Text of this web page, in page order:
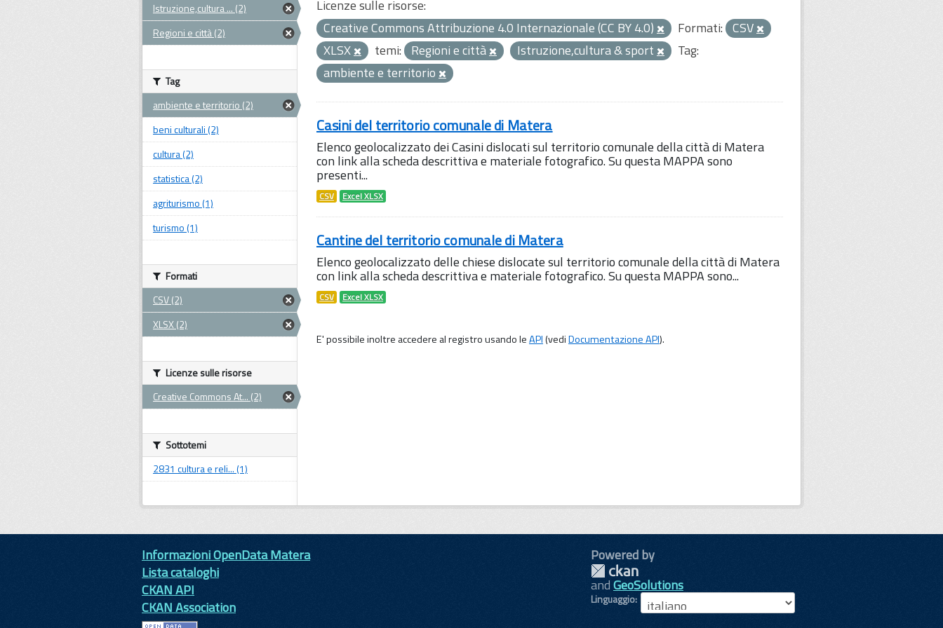
Licenze sulle risorse:
Creative Commons Attribuzione 4.0 Internazionale (CC BY 4.0)
Formati: CSV
XLSX
temi: Regioni e città Istruzione,cultura & sport
Tag:
ambiente e territorio
Casini del territorio comunale di Matera
Elenco geolocalizzato dei Casini dislocati sul territorio comunale della città di Matera
con link alla scheda descrittiva e materiale fotografico. Su questa MAPPA sono
presenti...
CSV Excel XLSX
Cantine del territorio comunale di Matera
Elenco geolocalizzato delle chiese dislocate sul territorio comunale della città di Matera
con link alla scheda descrittiva e materiale fotografico. Su questa MAPPA sono...
CSV Excel XLSX
E' possibile inoltre accedere al registro usando leAPI(vediDocumentazione API).
Istruzione,cultura ... (2)
Regioni e città (2)
Tag
ambiente e territorio (2)
beni culturali (2)
cultura (2)
statistica (2)
agriturismo (1)
turismo (1)
Formati
CSV (2)
XLSX (2)
Licenze sulle risorse
Creative Commons At... (2)
Sottotemi
2831 cultura e reli... (1)
Informazioni OpenData Matera
Lista cataloghi
CKAN API
CKAN Association
Powered by
andGeoSolutions
Linguaggio